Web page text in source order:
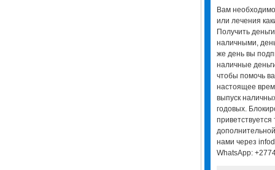
Вам
или лечения
Получить
наличными,
же день вы
наличные
чтобы помочь
настоящее
выпуск
годовых.
нами через
WhatsApp: